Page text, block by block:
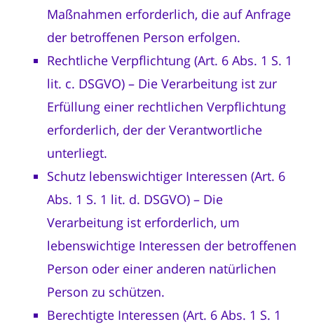
Maßnahmen erforderlich, die auf Anfrage
der betroffenen Person erfolgen.
Rechtliche Verpflichtung (Art. 6 Abs. 1 S. 1
lit. c. DSGVO) – Die Verarbeitung ist zur
Erfüllung einer rechtlichen Verpflichtung
erforderlich, der der Verantwortliche
unterliegt.
Schutz lebenswichtiger Interessen (Art. 6
Abs. 1 S. 1 lit. d. DSGVO) – Die
Verarbeitung ist erforderlich, um
lebenswichtige Interessen der betroffenen
Person oder einer anderen natürlichen
Person zu schützen.
Berechtigte Interessen (Art. 6 Abs. 1 S. 1